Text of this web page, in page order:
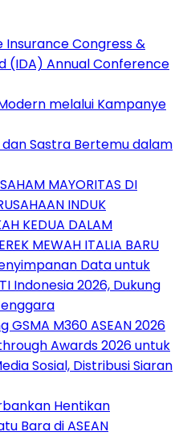
Insurance Congress &
(IDA) Annual Conference
melalui Kampanye
dan Sastra Bertemu dalam
MAYORITAS DI
INDUK
KEDUA DALAM
MEWAH ITALIA BARU
Data untuk
Indonesia 2026, Dukung
GSMA M360 ASEAN 2026
Awards 2026 untuk
Sosial, Distribusi Siaran
Hentikan
Bara di ASEAN